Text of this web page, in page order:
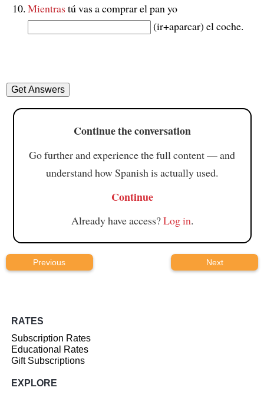
Mientrastú vas a comprar el pan yo
(ir+aparcar) el coche.
Continue the conversation
Go further and experience the full content — and
understand how Spanish is actually used.
Continue
Already have access?Log in.
Previous Next
RATES
Subscription Rates
Educational Rates
Gift Subscriptions
EXPLORE